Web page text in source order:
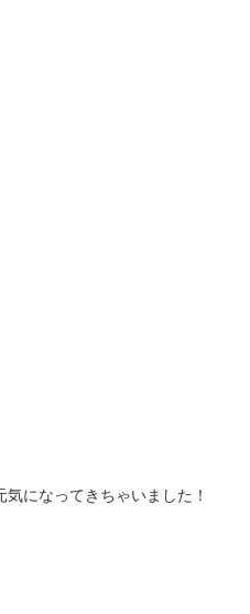
になってきちゃいました！